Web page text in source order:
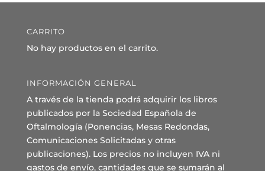
CARRITO
No hay productos en el carrito.
INFORMACIÓN GENERAL
A través de la tienda podrá adquirir los libros
publicados por la Sociedad Española de
Oftalmología (Ponencias, Mesas Redondas,
Comunicaciones Solicitadas y otras
publicaciones). Los precios no incluyen IVA ni
gastos de envío, cantidades que se sumarán al